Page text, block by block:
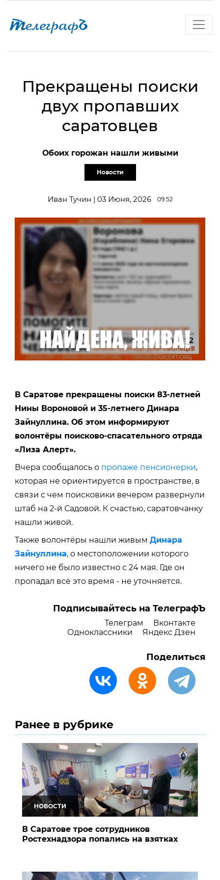
Прекращены поиски
двух пропавших
саратовцев
Обоих горожан нашли живыми
Новости
Иван Тучин | 03 Июня, 2026 09:52
В Саратове прекращены поиски 83-летней
Нины Вороновой и 35-летнего Динара
Зайнуллина. Об этом информируют
волонтёры поисково-спасательного отряда
«Лиза Алерт».
Вчера сообщалось о пропаже пенсионерки,
которая не ориентируется в пространстве, в
связи с чем поисковики вечером развернули
штаб на 2-й Садовой. К счастью, саратовчанку
нашли живой.
Также волонтёры нашли живым Динара
Зайнуллина, о местоположении которого
ничего не было известно с 24 мая. Где он
пропадал всё это время - не уточняется.
Подписывайтесь на ТелеграфЪ
Телеграм
Вконтакте
Одноклассники
Яндекс Дзен
Поделиться
Ранее в рубрике
НОВОСТИ
В Саратове трое сотрудников
Ростехнадзора попались на взятках